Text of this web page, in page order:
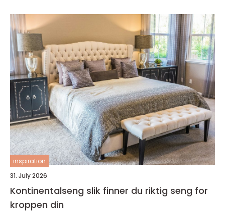
inspiration
31. July 2026
Kontinentalseng slik finner du riktig seng for
kroppen din